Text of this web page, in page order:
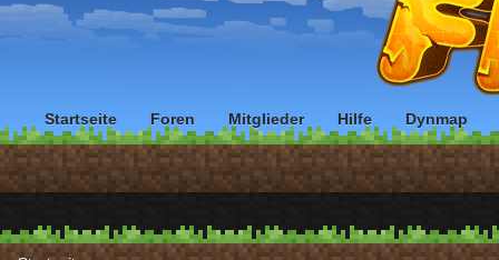
Startseite Foren Mitglieder Hilfe Dynmap